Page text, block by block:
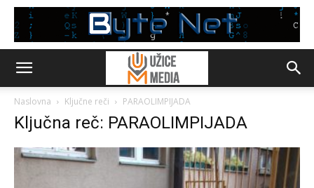
Naslovna Ključne reči PARAOLIMPIJADA
Ključna reč: PARAOLIMPIJADA